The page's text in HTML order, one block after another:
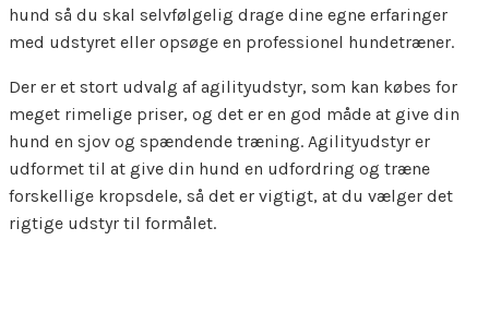
hund så du skal selvfølgelig drage dine egne erfaringer
med udstyret eller opsøge en professionel hundetræner.
Der er et stort udvalg af agilityudstyr, som kan købes for
meget rimelige priser, og det er en god måde at give din
hund en sjov og spændende træning. Agilityudstyr er
udformet til at give din hund en udfordring og træne
forskellige kropsdele, så det er vigtigt, at du vælger det
rigtige udstyr til formålet.